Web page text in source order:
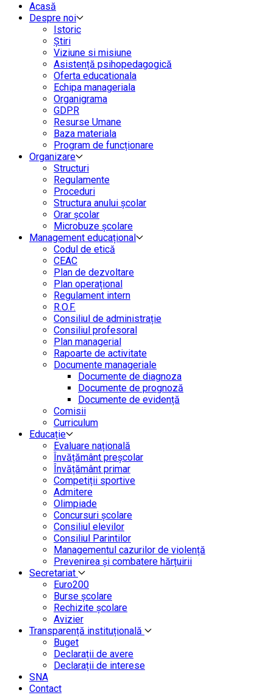
Acasă
Despre noi
Istoric
Știri
Viziune si misiune
Asistență psihopedagogică
Oferta educationala
Echipa manageriala
Organigrama
GDPR
Resurse Umane
Baza materiala
Program de funcționare
Organizare
Structuri
Regulamente
Proceduri
Structura anului școlar
Orar școlar
Microbuze școlare
Management educațional
Codul de etică
CEAC
Plan de dezvoltare
Plan operațional
Regulament intern
R.O.F.
Consiliul de administrație
Consiliul profesoral
Plan managerial
Rapoarte de activitate
Documente manageriale
Documente de diagnoza
Documente de prognoză
Documente de evidență
Comisii
Curriculum
Educație
Evaluare națională
Învățământ preșcolar
Învățământ primar
Competiții sportive
Admitere
Olimpiade
Concursuri școlare
Consiliul elevilor
Consiliul Parintilor
Managementul cazurilor de violență
Prevenirea și combatere hărțuirii
Secretariat
Euro200
Burse școlare
Rechizite școlare
Avizier
Transparență instituțională
Buget
Declarații de avere
Declarații de interese
SNA
Contact